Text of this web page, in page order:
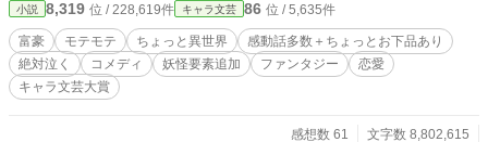
公の双子の娘 ⇒ 主人公が大好きですが、大事件ばかり起
こします。 その他美しい女たちと美しいゲイの青年 ⇒ み
んなベタベタです。 伝説のヤクザ ⇒ 主人公の舎弟になり
ます。 大妖怪 ⇒ 舎弟になります。 守り神ヘビ ⇒ 主人
公が大好きです。 おおきな猫 ⇒ 主人公が超好きです。 女
は、是非本編へ。 決して後悔させません！ 捧腹絶倒、涙流し
小説 8,319 位 / 228,619件 キャラ文芸 86 位 / 5,635件
富豪 モテモテ ちょっと異世界
感動話多数＋ちょっとお下品あり
絶対泣く
コメディ 妖怪要素追加 ファンタジー
恋愛
キャラ文芸大賞
感想数 61
文字数 8,802,615